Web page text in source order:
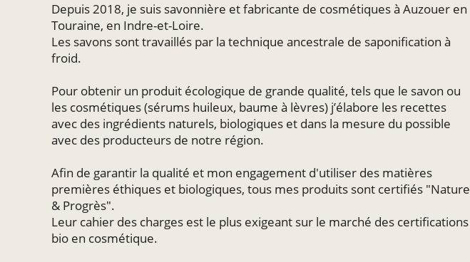
Depuis 2018, je suis savonnière et fabricante de cosmétiques à Auzouer en
Touraine, en Indre-et-Loire.
Les savons sont travaillés par la technique ancestrale de saponification à
froid.
Pour obtenir un produit écologique de grande qualité, tels que le savon ou
les cosmétiques (sérums huileux, baume à lèvres) j’élabore les recettes
avec des ingrédients naturels, biologiques et dans la mesure du possible
avec des producteurs de notre région.
Afin de garantir la qualité et mon engagement d'utiliser des matières
premières éthiques et biologiques, tous mes produits sont certifiés "Nature
& Progrès".
Leur cahier des charges est le plus exigeant sur le marché des certifications
bio en cosmétique.